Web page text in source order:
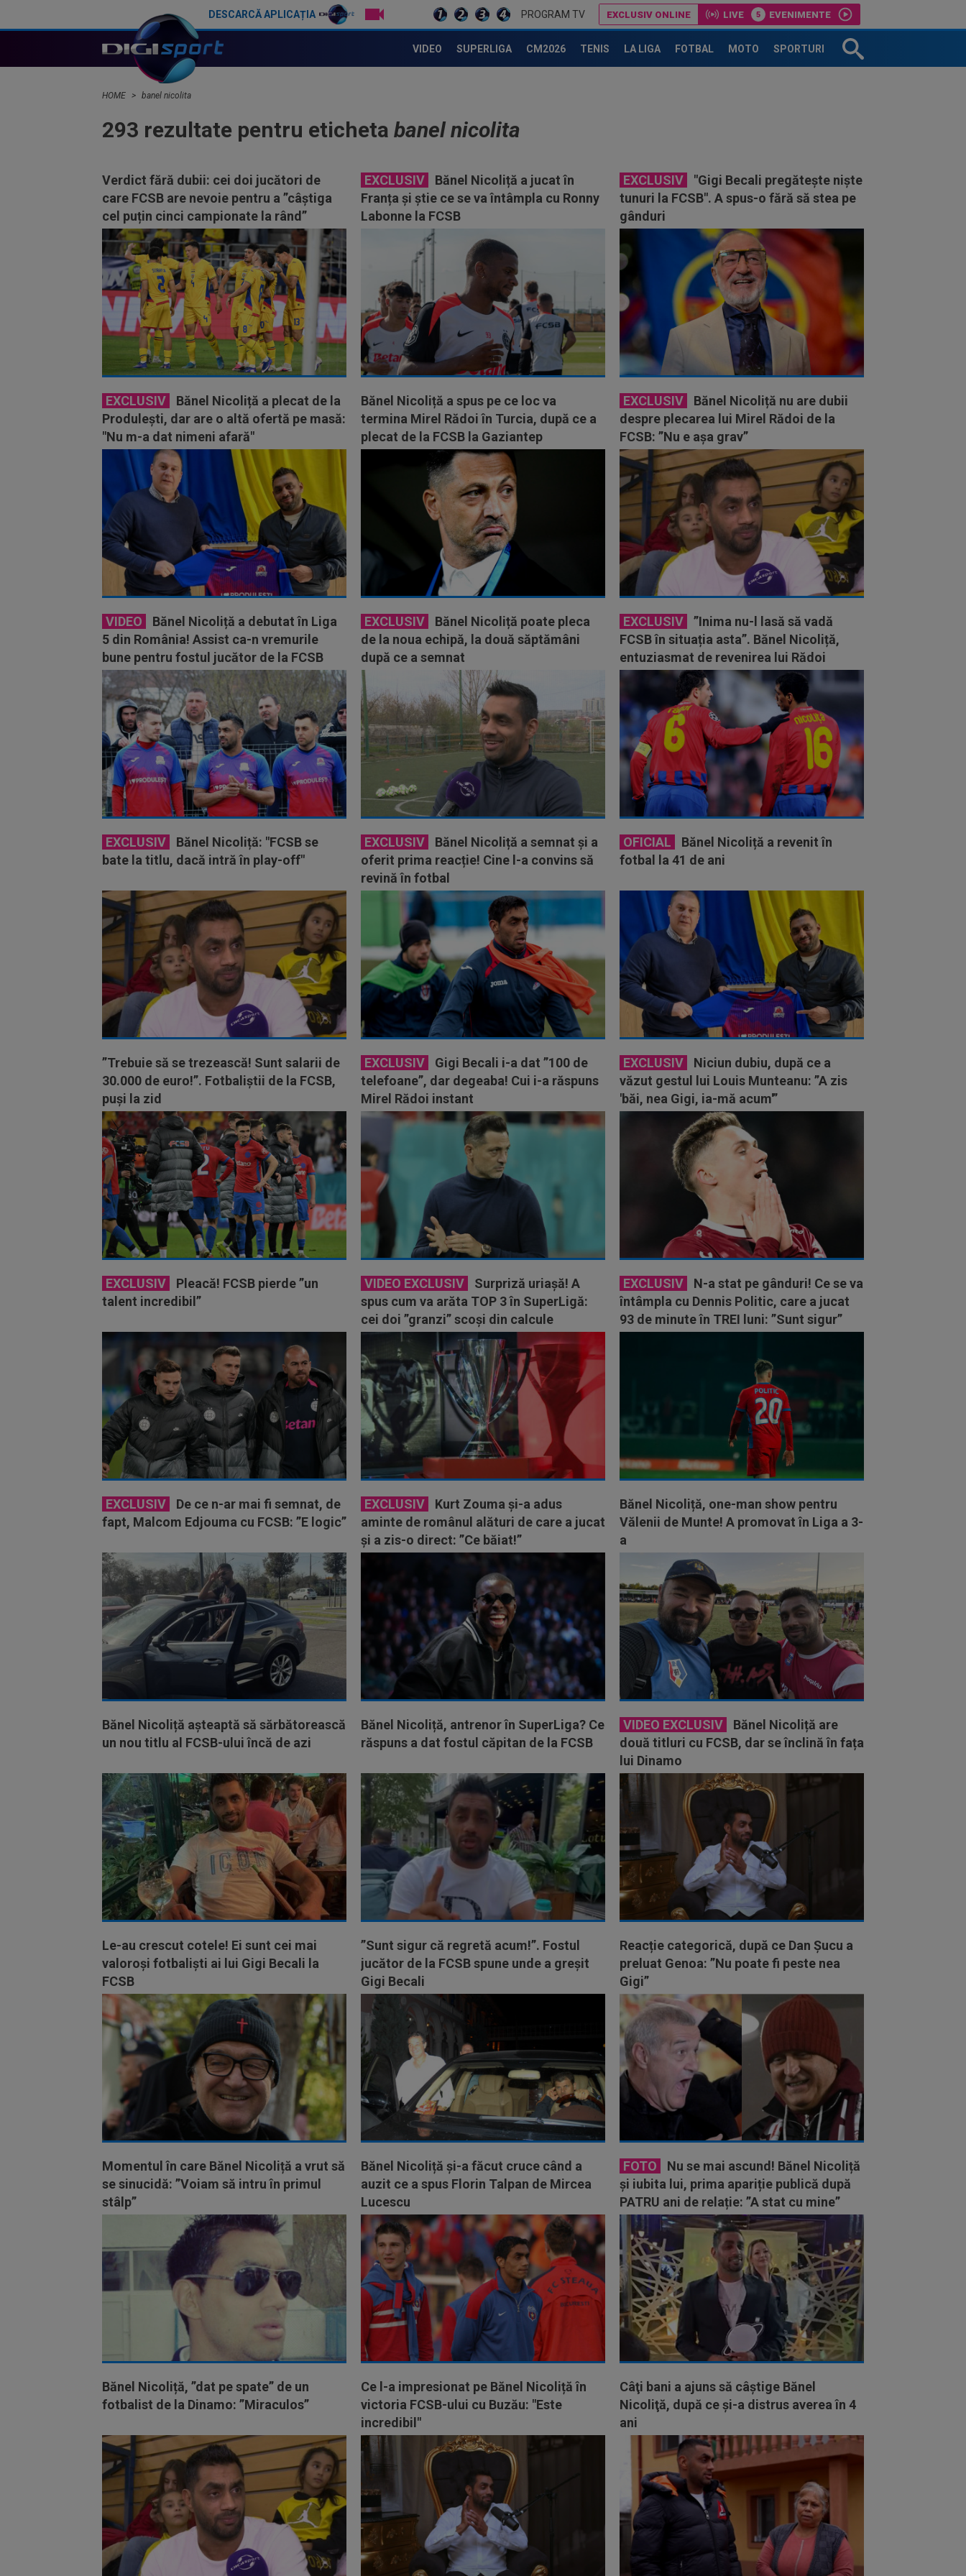
DESCARCĂ APLICAȚIA PROGRAM TV EXCLUSIV ONLINE LIVE EVENIMENTE
VIDEO SUPERLIGA CM2026 TENIS LA LIGA FOTBAL MOTO SPORTURI
HOME banel nicolita
293 rezultate pentru eticheta banel nicolita
Verdict fără dubii: cei doi jucători de
care FCSB are nevoie pentru a ”câștiga
cel puțin cinci campionate la rând”
EXCLUSIV
Bănel Nicoliță a jucat în
Franța și știe ce se va întâmpla cu Ronny
Labonne la FCSB
EXCLUSIV
"Gigi Becali pregătește niște
tunuri la FCSB". A spus-o fără să stea pe
gânduri
EXCLUSIV
Bănel Nicoliță a plecat de la
Produlești, dar are o altă ofertă pe masă:
"Nu m-a dat nimeni afară"
Bănel Nicoliță a spus pe ce loc va
termina Mirel Rădoi în Turcia, după ce a
plecat de la FCSB la Gaziantep
EXCLUSIV
Bănel Nicoliță nu are dubii
despre plecarea lui Mirel Rădoi de la
FCSB: ”Nu e așa grav”
VIDEO
Bănel Nicoliță a debutat în Liga
5 din România! Assist ca-n vremurile
bune pentru fostul jucător de la FCSB
EXCLUSIV
Bănel Nicoliță poate pleca
de la noua echipă, la două săptămâni
după ce a semnat
EXCLUSIV
”Inima nu-l lasă să vadă
FCSB în situația asta”. Bănel Nicoliță,
entuziasmat de revenirea lui Rădoi
EXCLUSIV
Bănel Nicoliță: "FCSB se
bate la titlu, dacă intră în play-off"
EXCLUSIV
Bănel Nicoliță a semnat și a
oferit prima reacție! Cine l-a convins să
revină în fotbal
OFICIAL
Bănel Nicoliță a revenit în
fotbal la 41 de ani
”Trebuie să se trezească! Sunt salarii de
30.000 de euro!”. Fotbaliștii de la FCSB,
puși la zid
EXCLUSIV
Gigi Becali i-a dat ”100 de
telefoane”, dar degeaba! Cui i-a răspuns
Mirel Rădoi instant
EXCLUSIV
Niciun dubiu, după ce a
văzut gestul lui Louis Munteanu: ”A zis
'băi, nea Gigi, ia-mă acum'”
EXCLUSIV
Pleacă! FCSB pierde ”un
talent incredibil”
VIDEO EXCLUSIV
Surpriză uriașă! A
spus cum va arăta TOP 3 în SuperLigă:
cei doi ”granzi” scoși din calcule
EXCLUSIV
N-a stat pe gânduri! Ce se va
întâmpla cu Dennis Politic, care a jucat
93 de minute în TREI luni: ”Sunt sigur”
EXCLUSIV
De ce n-ar mai fi semnat, de
fapt, Malcom Edjouma cu FCSB: ”E logic”
EXCLUSIV
Kurt Zouma și-a adus
aminte de românul alături de care a jucat
și a zis-o direct: ”Ce băiat!”
Bănel Nicoliță, one-man show pentru
Vălenii de Munte! A promovat în Liga a 3-
a
Bănel Nicoliță așteaptă să sărbătorească
un nou titlu al FCSB-ului încă de azi
Bănel Nicoliță, antrenor în SuperLiga? Ce
răspuns a dat fostul căpitan de la FCSB
VIDEO EXCLUSIV
Bănel Nicoliță are
două titluri cu FCSB, dar se înclină în fața
lui Dinamo
Le-au crescut cotele! Ei sunt cei mai
valoroși fotbaliști ai lui Gigi Becali la
FCSB
”Sunt sigur că regretă acum!”. Fostul
jucător de la FCSB spune unde a greșit
Gigi Becali
Reacție categorică, după ce Dan Șucu a
preluat Genoa: ”Nu poate fi peste nea
Gigi”
Momentul în care Bănel Nicoliță a vrut să
se sinucidă: ”Voiam să intru în primul
stâlp”
Bănel Nicoliță și-a făcut cruce când a
auzit ce a spus Florin Talpan de Mircea
Lucescu
FOTO
Nu se mai ascund! Bănel Nicoliță
și iubita lui, prima apariție publică după
PATRU ani de relație: ”A stat cu mine”
Bănel Nicoliță, ”dat pe spate” de un
fotbalist de la Dinamo: ”Miraculos”
Ce l-a impresionat pe Bănel Nicoliță în
victoria FCSB-ului cu Buzău: "Este
incredibil"
Câţi bani a ajuns să câştige Bănel
Nicoliţă, după ce şi-a distrus averea în 4
ani